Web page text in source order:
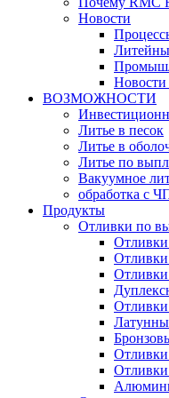
Новости
ВОЗМОЖНОСТИ
Литье в песок
Литье в
Литье по
Вакуумное
обработка с
Продукты
Отливки по
Отливки
Отливки
Отливки
Отливки
Отливки